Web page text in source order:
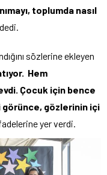
toplumda nasıl
dedi.
sözlerine ekleyen
Hem
Çocuk için bence
görünce, gözlerinin içi
yer verdi.